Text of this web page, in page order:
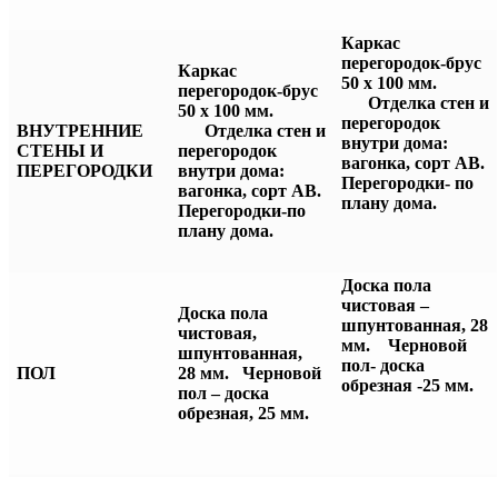
ВНУТРЕННИЕ
СТЕНЫ И
ПЕРЕГОРОДКИ
Каркас
перегородок-брус
50 х 100 мм.
Отделка стен и
перегородок
внутри дома:
вагонка, сорт АВ.
Перегородки-по
плану дома.
Каркас
перегородок-брус
50 х 100 мм.
Отделка стен и
перегородок
внутри дома:
вагонка, сорт АВ.
Перегородки- по
плану дома.
ПОЛ
Доска пола
чистовая,
шпунтованная,
28 мм. Черновой
пол – доска
обрезная, 25 мм.
Доска пола
чистовая –
шпунтованная, 28
мм. Черновой
пол- доска
обрезная -25 мм.